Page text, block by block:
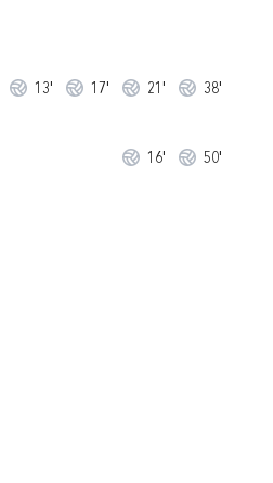
13' 17' 21' 38'
16' 50'